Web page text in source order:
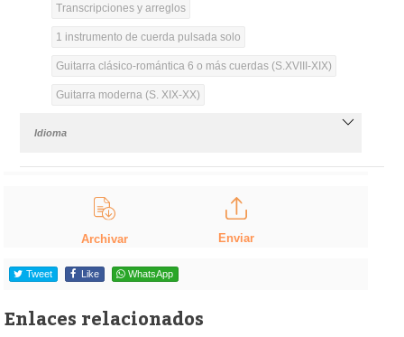
Transcripciones y arreglos
1 instrumento de cuerda pulsada solo
Guitarra clásico-romántica 6 o más cuerdas (S.XVIII-XIX)
Guitarra moderna (S. XIX-XX)
Idioma
Archivar Enviar
Tweet Like WhatsApp
Enlaces relacionados